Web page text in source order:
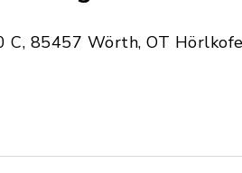
C, 85457 Wörth, OT